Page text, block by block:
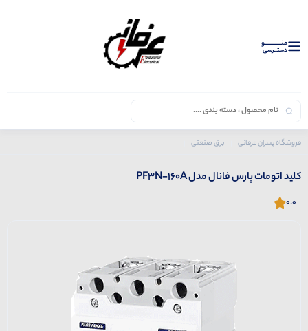
منــــــــــــو
دستــرسی
فروشگاه پسران عرفانی برق صنعتی
کلید اتومات پارس فانال مدل PF3N-160A
0.0